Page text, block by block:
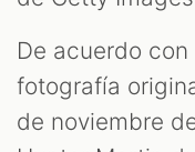
De acuerdo
fotografía
de noviembre